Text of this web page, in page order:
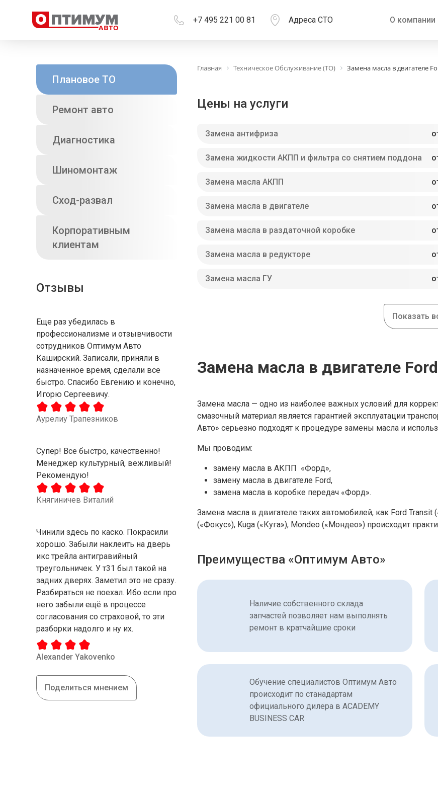
+7 495 221 00 81 Адреса СТО О компании
Плановое ТО
Ремонт авто
Диагностика
Шиномонтаж
Сход-развал
Корпоративным
клиентам
Отзывы
Еще раз убедилась в
профессионализме и отзывчивости
сотрудников Оптимум Авто
Каширский. Записали, приняли в
назначенное время, сделали все
быстро. Спасибо Евгению и конечно,
Игорю Сергеевичу.
Аурелиу Трапезников
Супер! Все быстро, качественно!
Менеджер культурный, вежливый!
Рекомендую!
Княгиничев Виталий
Чинили здесь по каско. Покрасили
хорошо. Забыли наклеить на дверь
икс трейла антигравийный
треугольничек. У т31 был такой на
задних дверях. Заметил это не сразу.
Разбираться не поехал. Ибо если про
него забыли ещё в процессе
согласования со страховой, то эти
разборки надолго и ну их.
Alexander Yakovenko
Поделиться мнением
Главная Техническое Обслуживание (ТО) Замена масла в двигателе
Цены на услуги
Замена антифриза
Замена жидкости АКПП и фильтра со снятием поддона
Замена масла АКПП
Замена масла в двигателе
Замена масла в раздаточной коробке
Замена масла в редукторе
Замена масла ГУ
Показать
Замена масла в двигателе
Замена масла — одно из наиболее важных условий для
смазочный материал является гарантией эксплуатации
Авто» серьезно подходят к процедуре замены масла и
Мы проводим:
замену масла в АКПП «Форд»,
замену масла в двигателе Ford,
замена масла в коробке передач «Форд».
Замена масла в двигателе таких автомобилей, как Ford Transit
(«Фокус»), Kuga («Куга»), Mondeo («Мондео») происходит
Преимущества «Оптимум Авто»
Наличие собственного склада
запчастей позволяет нам выполнять
ремонт в кратчайшие сроки
Обучение специалистов Оптимум Авто
происходит по станадартам
официального дилера в ACADEMY
BUSINESS CAR